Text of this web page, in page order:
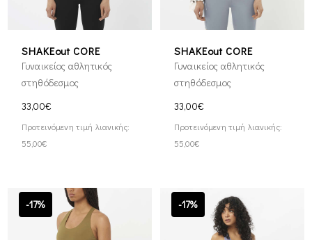
SHAKEout CORE
Γυναικείος αθλητικός
στηθόδεσμος
33,00€
Προτεινόμενη τιμή λιανικής:
55,00€
SHAKEout CORE
Γυναικείος αθλητικός
στηθόδεσμος
33,00€
Προτεινόμενη τιμή λιανικής:
55,00€
-17% -17%